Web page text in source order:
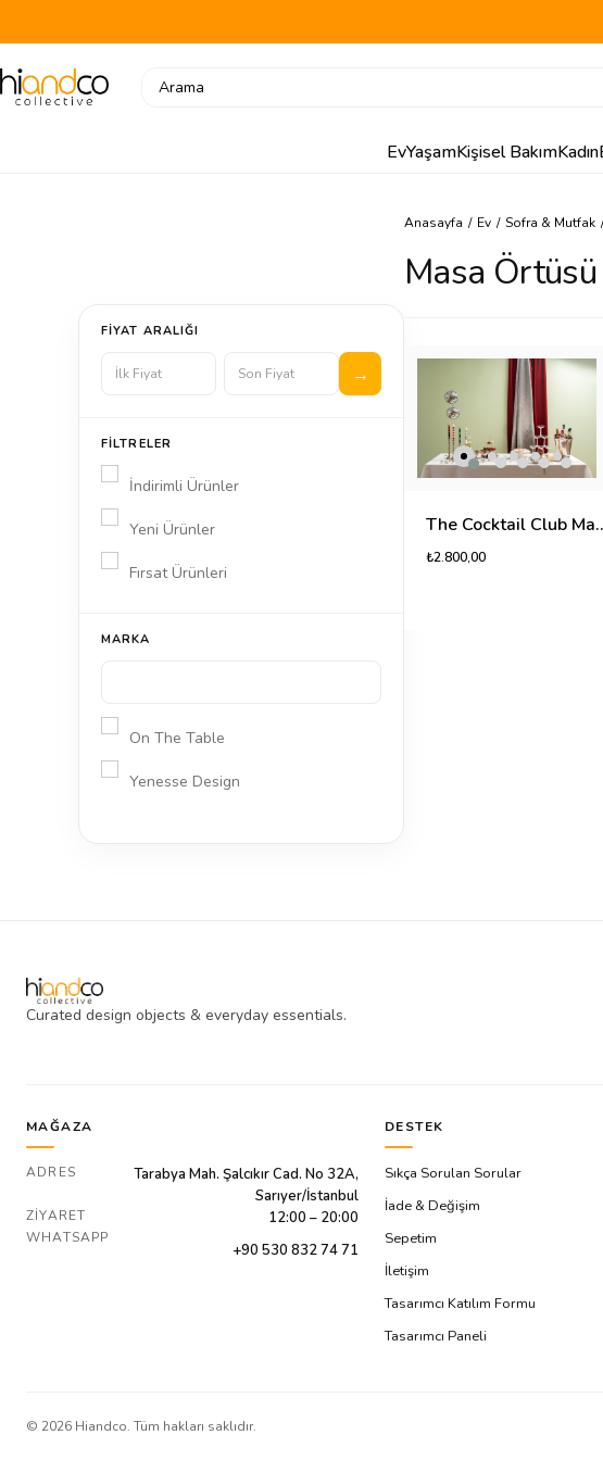
EvYaşamKişisel BakımKadın
FIYAT ARALIĞI
FILTRELER
İndirimli Ürünler
Yeni Ürünler
Fırsat Ürünleri
MARKA
On The Table
Yenesse Design
Anasayfa Ev Sofra & Mutfak
Masa Örtüsü
The
₺2.800,00
Curated design objects & everyday essentials.
MAĞAZA
ADRES
Tarabya Mah. Şalcıkır Cad. No 32A,
Sarıyer/İstanbul
ZIYARET 12:00 – 20:00
WHATSAPP
+90 530 832 74 71
DESTEK
Sıkça Sorulan Sorular
İade & Değişim
Sepetim
İletişim
Tasarımcı Katılım Formu
Tasarımcı Paneli
© 2026 Hiandco. Tüm hakları saklıdır.